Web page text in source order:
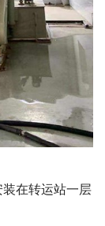
在转运站一层